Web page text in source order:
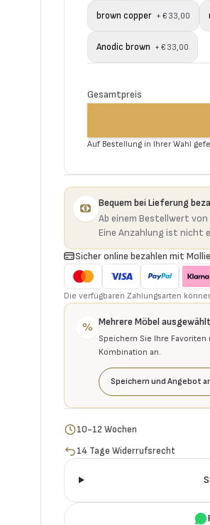
brown copper + € 33,00
Anodic brown + € 33,00
Gesamtpreis
Auf Bestellung in Ihrer Wahl
Bequem bei Lieferung
Ab einem Bestellwert
Eine Anzahlung ist nicht
Sicher online bezahlen mit Mollie
Die verfügbaren Zahlungsarten
% Mehrere Möbel
Speichern Sie Ihre
Kombination an.
Speichern und Angebot
10-12 Wochen
14 Tage Widerrufsrecht